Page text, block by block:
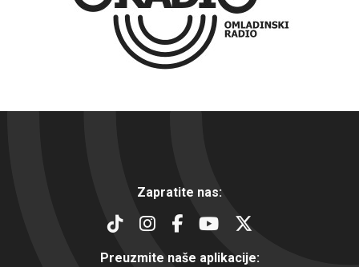
Zapratite nas:
Preuzmite naše aplikacije: